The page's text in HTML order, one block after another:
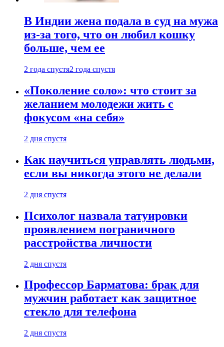
В Индии жена подала в суд на мужа
из-за того, что он любил кошку
больше, чем ее
2 года спустя2 года спустя
«Поколение соло»: что стоит за
желанием молодежи жить с
фокусом «на себя»
2 дня спустя
Как научиться управлять людьми,
если вы никогда этого не делали
2 дня спустя
Психолог назвала татуировки
проявлением пограничного
расстройства личности
2 дня спустя
Профессор Барматова: брак для
мужчин работает как защитное
стекло для телефона
2 дня спустя